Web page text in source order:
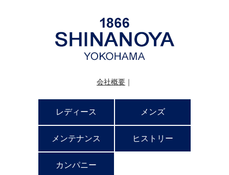
会社概要
レディース メンズ
メンテナンス ヒストリー
カンパニー